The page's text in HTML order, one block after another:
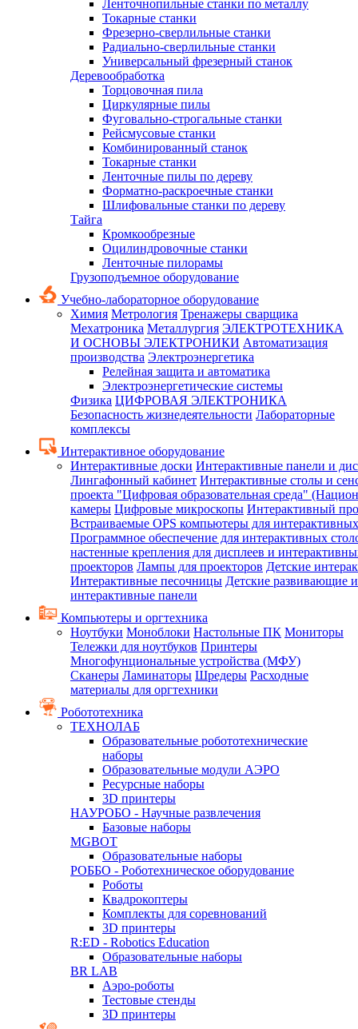
Ленточнопильные станки по металлу
Токарные станки
Фрезерно-сверлильные станки
Радиально-сверлильные станки
Универсальный фрезерный станок
Деревообработка
Торцовочная пила
Циркулярные пилы
Фуговально-строгальные станки
Рейсмусовые станки
Комбинированный станок
Токарные станки
Ленточные пилы по дереву
Форматно-раскроечные станки
Шлифовальные станки по дереву
Тайга
Кромкообрезные
Оцилиндровочные станки
Ленточные пилорамы
Грузоподъемное оборудование
Учебно-лабораторное оборудование
Химия Метрология Тренажеры сварщика
Мехатроника Металлургия ЭЛЕКТРОТЕХНИКА
И ОСНОВЫ ЭЛЕКТРОНИКИ Автоматизация
производства Электроэнергетика
Релейная защита и автоматика
Электроэнергетические системы
Физика ЦИФРОВАЯ ЭЛЕКТРОНИКА
Безопасность жизнедеятельности Лабораторные
комплексы
Интерактивное оборудование
Интерактивные доски Интерактивные панели и
Лингафонный кабинет Интерактивные столы и
проекта "Цифровая образовательная среда"
камеры Цифровые микроскопы Интерактивный
Встраиваемые OPS компьютеры для
Программное обеспечение для интерактивных
настенные крепления для дисплеев и
проекторов Лампы для проекторов Детские
Интерактивные песочницы Детские развивающие
интерактивные панели
Компьютеры и оргтехника
Ноутбуки Моноблоки Настольные ПК Мониторы
Тележки для ноутбуков Принтеры
Многофунциональные устройства (МФУ)
Сканеры Ламинаторы Шредеры Расходные
материалы для оргтехники
Робототехника
ТЕХНОЛАБ
Образовательные робототехнические
наборы
Образовательные модули АЭРО
Ресурсные наборы
3D принтеры
НАУРОБО - Научные развлечения
Базовые наборы
MGBOT
Образовательные наборы
РОББО - Роботехническое оборудование
Роботы
Квадрокоптеры
Комплекты для соревнований
3D принтеры
R:ED - Robotics Education
Образовательные наборы
BR LAB
Аэро-роботы
Тестовые стенды
3D принтеры